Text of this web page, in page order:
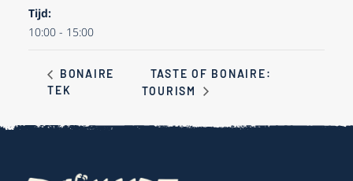
Tijd:
10:00 - 15:00
BONAIRE
TEK
TASTE OF BONAIRE:
TOURISM